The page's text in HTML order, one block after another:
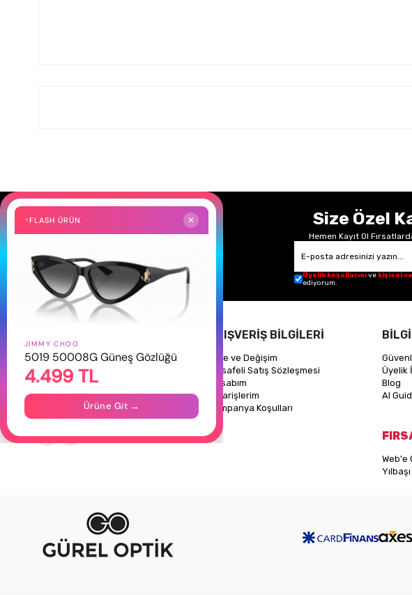
Size Özel
Hemen Kayıt Ol
Üyelik koşullarınıve kişisel
ediyorum.
Hakkımızda
Gizlilik Politikası
İletişim
Mağazalarımız
Takipte Kal
ALIŞVERİŞ BİLGİLERİ
İade ve Değişim
Mesafeli Satış Sözleşmesi
Hesabım
Siparişlerim
Kampanya Koşulları
Üyelik
Blog
AI
Web'e
FLASH ÜRÜN ✕
JIMMY CHOO
5019 50008G Güneş Gözlüğü
4.499 TL
Ürüne Git →